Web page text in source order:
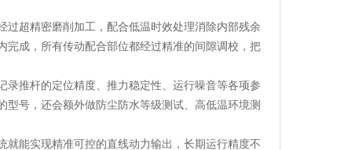
超精密磨削加工，配合低温时效处理消除内部残余
完成，所有传动配合部位都经过精准的间隙调校，把
推杆的定位精度、推力稳定性、运行噪音等各项参
号，还会额外做防尘防水等级测试、高低温环境测
能实现精准可控的直线动力输出，长期运行精度不